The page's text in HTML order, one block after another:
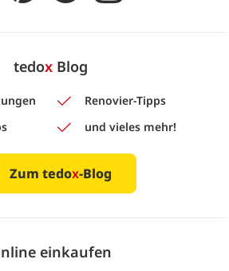
tedoxBlog
Renovier-Tipps
und vieles mehr!
Zum tedox-Blog
einkaufen